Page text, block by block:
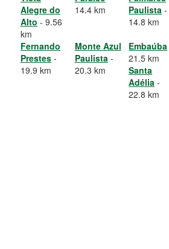
Alegre do
Alto - 9.56
km
14.4 km
Paulista -
14.8 km
Fernando
Prestes -
19.9 km
Monte Azul
Paulista-
20.3 km
Embaúba
21.5 km
Santa
Adélia -
22.8 km